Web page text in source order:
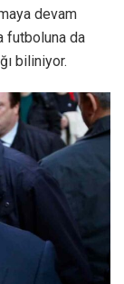
devam
futboluna da
biliniyor.